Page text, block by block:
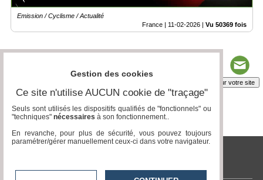
Emission / Cyclisme / Actualité
France | 11-02-2026 | Vu 50369 fois
Insérez sur votre site
tvlocale.fr
Gestion des cookies
Ce site n'utilise AUCUN cookie de "traçage"
Seuls sont utilisés les dispositifs qualifiés de "fonctionnels" ou
"techniques" nécessaires à son fonctionnement..
En revanche, pour plus de sécurité, vous pouvez toujours
paramétrer/gérer manuellement ceux-ci dans votre navigateur.